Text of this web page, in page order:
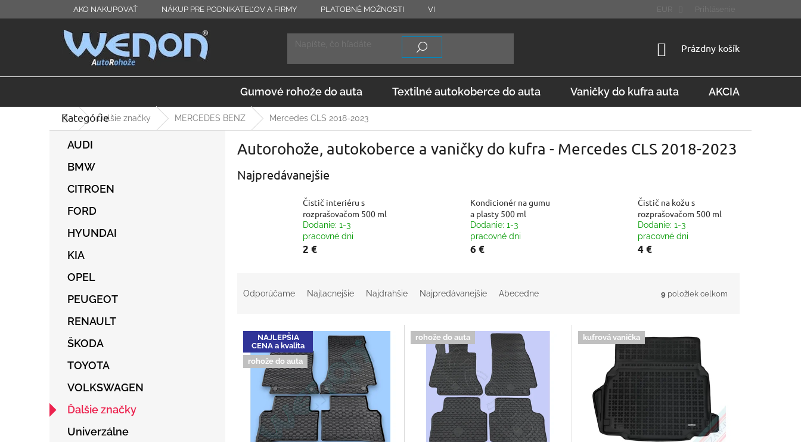
AKO NAKUPOVAŤ NÁKUP PRE PODNIKATEĽOV A FIRMY PLATOBNÉ MOŽNOSTI VRÁTENIE TOVARU Prihlásenie
NÁKUPNÝ
Prázdny košík
Gumové rohože do auta Textilné autokoberce do auta Vaničky do kufra auta AKCIA
DomovĎalšie značky MERCEDES BENZ Mercedes CLS 2018-2023
Preskočiť
kategórie
Kategórie
AUDI
BMW
CITROEN
FORD
HYUNDAI
KIA
OPEL
PEUGEOT
RENAULT
ŠKODA
TOYOTA
VOLKSWAGEN
Ďalšie značky
Univerzálne
Autorohože, autokoberce a vaničky do kufra - Mercedes CLS 2018-2023
Najpredávanejšie
Čistič interiéru s
rozprašovačom 500 ml
Dodanie: 1-3
pracovné dni
2 €
Kondicionér na gumu
a plasty 500 ml
Dodanie: 1-3
pracovné dni
6 €
Čistič na kožu s
rozprašovačom 500 ml
Dodanie: 1-3
pracovné dni
4 €
p
Odporúčame Najlacnejšie Najdrahšie Najpredávanejšie Abecedne 9 položiek celkom
V
p
NAJLEPŠIA
CENA a kvalita
rohože do auta
rohože do auta kufrová vanička